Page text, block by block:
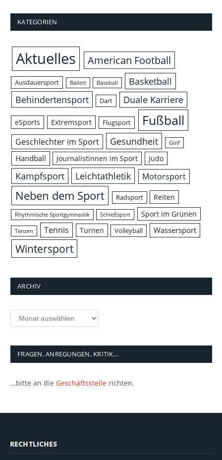
KATEGORIEN
Aktuelles American Football
Ausdauersport Ballett Baseball
Basketball
Behindertensport
Dart Duale Karriere
eSports Extremsport Flugsport Fußball
Geschlechter im Sport Gesundheit Golf
Handball Journalistinnen im Sport Judo
Kampfsport Leichtathletik Motorsport
Neben dem Sport Radsport Reiten
Rhythmische Sportgymnastik Schießsport Sport im Grünen
Tanzen Tennis Turnen Volleyball Wassersport
Wintersport
ARCHIV
Archiv
FRAGEN, ANREGUNGEN, KRITIK…
…bitte an die Geschäftsstelle richten.
RECHTLICHES